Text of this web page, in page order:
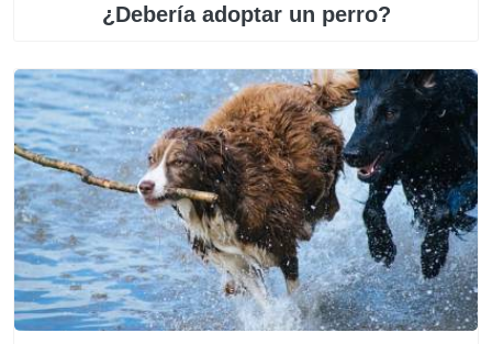
¿Debería adoptar un perro?